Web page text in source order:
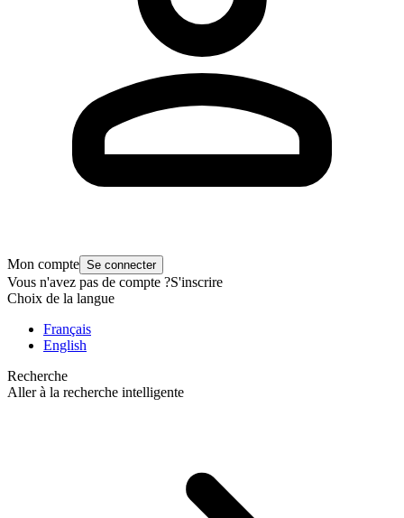
Mon compte Se connecter
Vous n'avez pas de compte ?S'inscrire
Choix de la langue
Français
English
Recherche
Aller à la recherche intelligente